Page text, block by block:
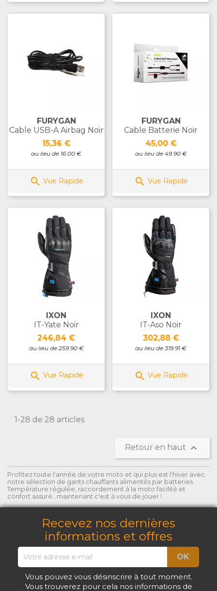
FURYGAN
Cable USB-A Airbag Noir
Prix
15,36 €
au lieu de 16.00 €
 Vue Rapide
FURYGAN
Cable Batterie Noir
Prix
45,00 €
au lieu de 49.90 €
 Vue Rapide
IXON
IT-Yate Noir
Prix
246,84 €
au lieu de 259.90 €
 Vue Rapide
IXON
IT-Aso Noir
Prix
302,88 €
au lieu de 319.91 €
 Vue Rapide
1-28 de 28 articles
Retour en haut 
Profitez toute l'année de votre moto et qui plus est l'hiver avec
notre sélection de gants chauffants alimentés par batteries.
Température régulée, raccordement à la moto facilité et
confort assuré...maintenant c'est à vous de jouer !
Recevez nos dernières
informations et offres
Vous pouvez vous désinscrire à tout moment.
Vous trouverez pour cela nos informations de